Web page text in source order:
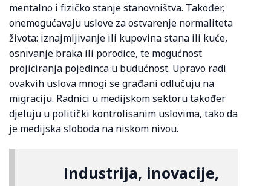
mentalno i fizičko stanje stanovništva. Također,
onemogućavaju uslove za ostvarenje normaliteta
života: iznajmljivanje ili kupovina stana ili kuće,
osnivanje braka ili porodice, te mogućnost
projiciranja pojedinca u budućnost. Upravo radi
ovakvih uslova mnogi se građani odlučuju na
migraciju. Radnici u medijskom sektoru također
djeluju u politički kontrolisanim uslovima, tako da
je medijska sloboda na niskom nivou.
Industrija, inovacije,